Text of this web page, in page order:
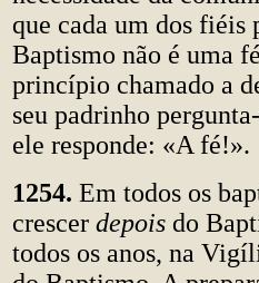
que cada um dos fiéis
Baptismo não é uma
princípio chamado a
seu padrinho
ele responde: «A fé!».
1254. Em todos os
crescer depois do
todos os anos, na